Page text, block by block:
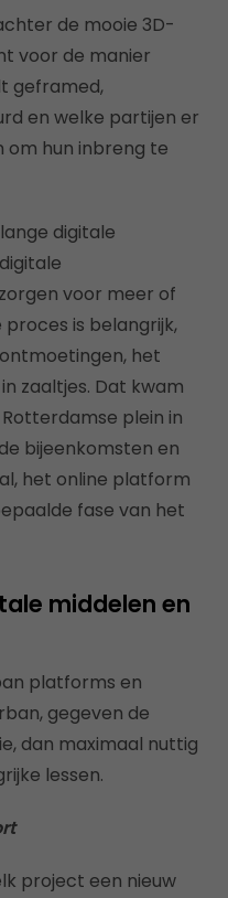
de mooie 3D-
voor de manier
geframed,
en welke partijen er
om hun inbreng te
digitale
voor meer of
is belangrijk,
het
zaaltjes. Dat kwam
plein in
bijeenkomsten en
het online platform
fase van het
middelen en
platforms en
gegeven de
dan maximaal nuttig
lessen.
project een nieuw